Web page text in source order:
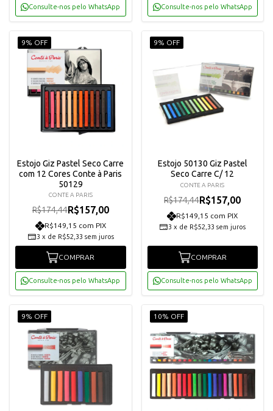
Consulte-nos pelo WhatsApp Consulte-nos pelo WhatsApp
9% OFF
Estojo Giz Pastel Seco Carre
com 12 Cores Conte à Paris
50129
CONTE A PARIS
R$174,44R$157,00
R$149,15 com PIX
3 x de R$52,33 sem juros
COMPRAR
Consulte-nos pelo WhatsApp
9% OFF
Estojo 50130 Giz Pastel
Seco Carre C/ 12
CONTE A PARIS
R$174,44R$157,00
R$149,15 com PIX
3 x de R$52,33 sem juros
COMPRAR
Consulte-nos pelo WhatsApp
9% OFF 10% OFF